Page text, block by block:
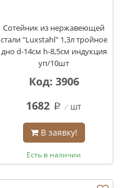
Сотейник из нержавеющей
стали "Luxstahl" 1,3л тройное
дно d-14см h-8,5см индукция
уп/10шт
Код: 3906
1682 q шт
В заявку!
Есть в наличии